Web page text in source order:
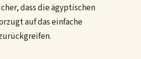
dass die ägyptischen
auf das einfache